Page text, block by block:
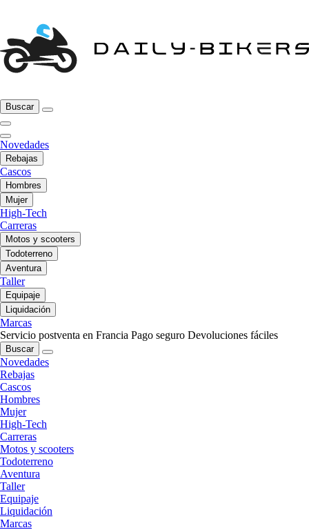
Buscar
Novedades
Rebajas
Cascos
Hombres
Mujer
High-Tech
Carreras
Motos y scooters
Todoterreno
Aventura
Taller
Equipaje
Liquidación
Marcas
Servicio postventa en Francia Pago seguro Devoluciones fáciles
Buscar
Novedades
Rebajas
Cascos
Hombres
Mujer
High-Tech
Carreras
Motos y scooters
Todoterreno
Aventura
Taller
Equipaje
Liquidación
Marcas